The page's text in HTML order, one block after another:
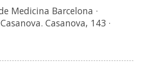
Medicina Barcelona ·
Casanova, 143 ·